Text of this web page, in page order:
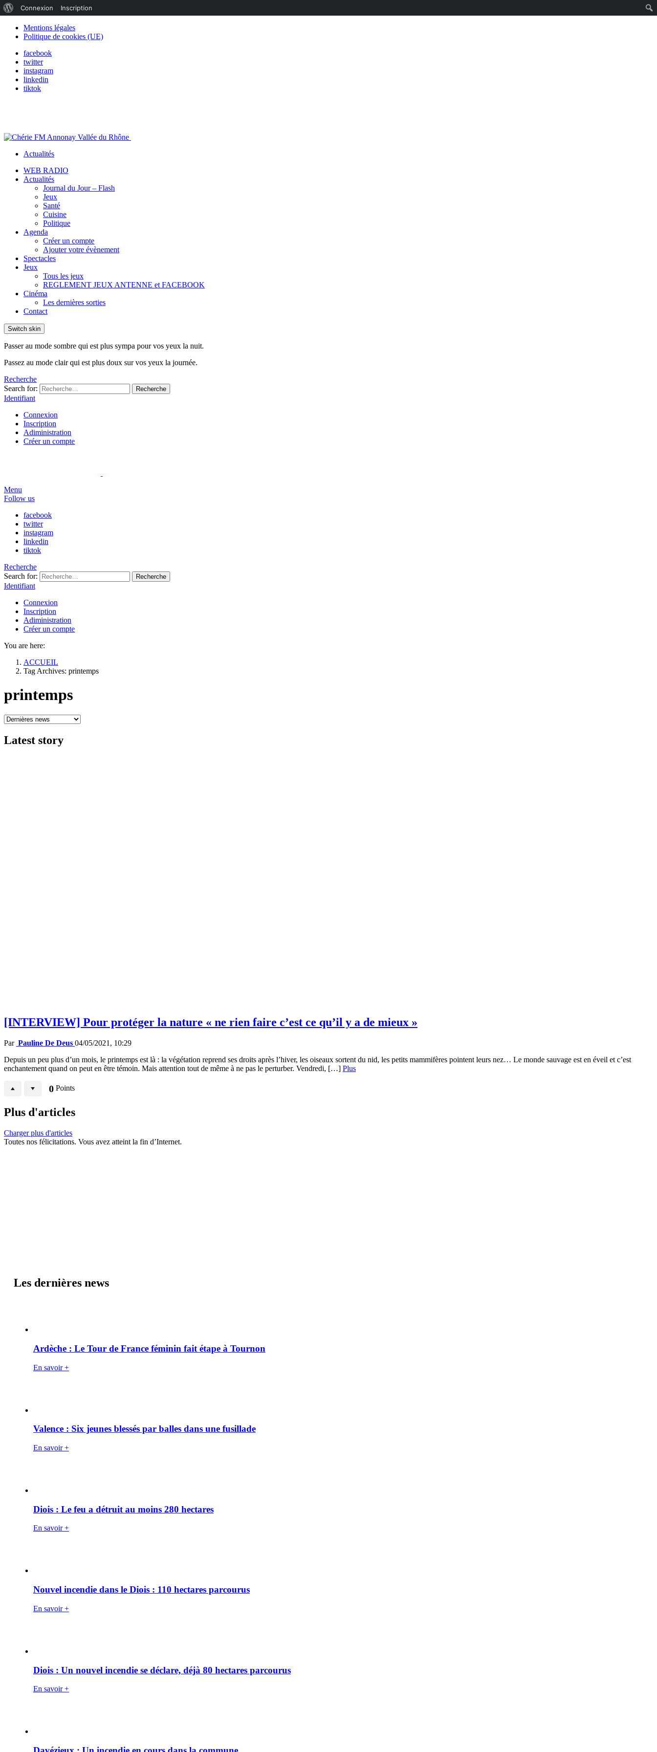
Mentions légales
Politique de cookies (UE)
facebook
twitter
instagram
linkedin
tiktok
Actualités
WEB RADIO
Actualités
Journal du Jour – Flash
Jeux
Santé
Cuisine
Politique
Agenda
Créer un compte
Ajouter votre évènement
Spectacles
Jeux
Tous les jeux
REGLEMENT JEUX ANTENNE et FACEBOOK
Cinéma
Les dernières sorties
Contact
Switch skin
Passer au mode sombre qui est plus sympa pour vos yeux la nuit.
Passez au mode clair qui est plus doux sur vos yeux la journée.
Recherche
Search for:
Recherche
Identifiant
Connexion
Inscription
Adiministration
Créer un compte
Menu
Follow us
facebook
twitter
instagram
linkedin
tiktok
Recherche
Search for:
Recherche
Identifiant
Connexion
Inscription
Adiministration
Créer un compte
You are here:
ACCUEIL
Tag Archives: printemps
printemps
Latest story
[INTERVIEW] Pour protéger la nature « ne rien faire c’est ce qu’il y a de mieux »
Par Pauline De Deus 04/05/2021, 10:29
Depuis un peu plus d’un mois, le printemps est là : la végétation reprend ses droits après l’hiver, les oiseaux sortent du nid, les petits mammifères pointent leurs nez… Le monde sauvage est en éveil et c’est
enchantement quand on peut en être témoin. Mais attention tout de même à ne pas le perturber. Vendredi, […] Plus
0 Points
Plus d'articles
Charger plus d'articles
Toutes nos félicitations. Vous avez atteint la fin d’Internet.
Les dernières news
Ardèche : Le Tour de France féminin fait étape à Tournon
En savoir +
Valence : Six jeunes blessés par balles dans une fusillade
En savoir +
Diois : Le feu a détruit au moins 280 hectares
En savoir +
Nouvel incendie dans le Diois : 110 hectares parcourus
En savoir +
Diois : Un nouvel incendie se déclare, déjà 80 hectares parcourus
En savoir +
de
WordPress
Connexion Inscription